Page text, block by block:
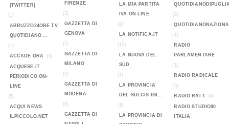
(TWITTER)
(1)
ABRUZZO24ORE.TV
QUOTIDIANO ...
(1)
ACCADE ORA
(3)
ACQUESE.IT
PERIODICO ON-
LINE
(5)
ACQUI NEWS
ILPICCOLO.NET
FIRENZE
(3)
GAZZETTA DI
GENOVA
(7)
GAZZETTA DI
MILANO
(1)
GAZZETTA DI
MODENA
(8)
GAZZETTA DI
LA MIA PARTITA
IVA ON-LINE
(2)
LA NOTIFICA.IT
(12)
LA NUOVA DEL
SUD
(1)
LA PROVINCIA
DEL SULCIS IGL...
(1)
LA PROVINCIA DI
(2)
(1)
RADIO
PARLAMENTARE
(1)
RADIO RADICALE
(5)
RADIO RAI 1
(4)
RADIO STUDIO90
ITALIA